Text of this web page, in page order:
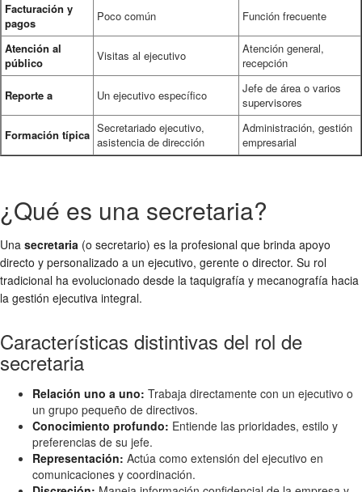
Facturación y
pagos
Poco común Función frecuente
Atención al
público
Visitas al ejecutivo
Atención general,
recepción
Reporte a Un ejecutivo específico
Jefe de área o varios
supervisores
Formación típica Secretariado ejecutivo,
asistencia de dirección
Administración, gestión
empresarial
¿Qué es una secretaria?
Una secretaria (o secretario) es la profesional que brinda apoyo
directo y personalizado a un ejecutivo, gerente o director. Su rol
tradicional ha evolucionado desde la taquigrafía y mecanografía hacia
la gestión ejecutiva integral.
Características distintivas del rol de
secretaria
Relación uno a uno: Trabaja directamente con un ejecutivo o
un grupo pequeño de directivos.
Conocimiento profundo: Entiende las prioridades, estilo y
preferencias de su jefe.
Representación: Actúa como extensión del ejecutivo en
comunicaciones y coordinación.